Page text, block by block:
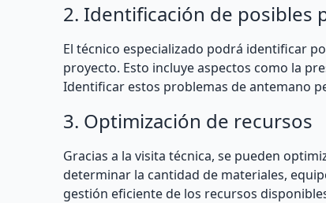
2. Identificación de posibles
El técnico especializado podrá identificar
proyecto. Esto incluye aspectos como la
Identificar estos problemas de antemano
3. Optimización de recursos
Gracias a la visita técnica, se pueden
determinar la cantidad de materiales,
gestión eficiente de los recursos